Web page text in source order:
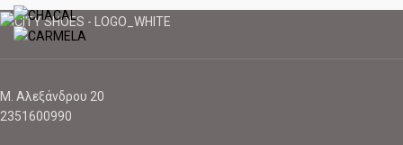
Μ. Αλεξάνδρου 20
2351600990